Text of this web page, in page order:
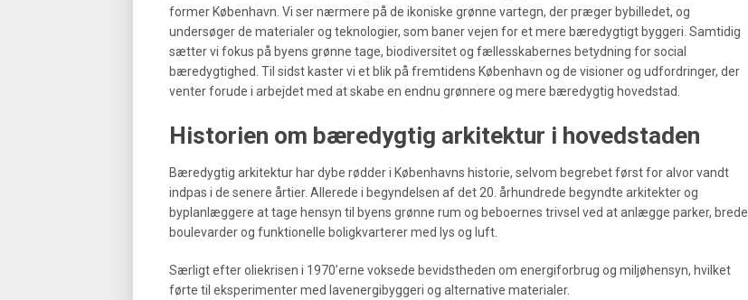
former København. Vi ser nærmere på de ikoniske grønne vartegn, der præger bybilledet, og
undersøger de materialer og teknologier, som baner vejen for et mere bæredygtigt byggeri. Samtidig
sætter vi fokus på byens grønne tage, biodiversitet og fællesskabernes betydning for social
bæredygtighed. Til sidst kaster vi et blik på fremtidens København og de visioner og udfordringer, der
venter forude i arbejdet med at skabe en endnu grønnere og mere bæredygtig hovedstad.
Historien om bæredygtig arkitektur i hovedstaden
Bæredygtig arkitektur har dybe rødder i Københavns historie, selvom begrebet først for alvor vandt
indpas i de senere årtier. Allerede i begyndelsen af det 20. århundrede begyndte arkitekter og
byplanlæggere at tage hensyn til byens grønne rum og beboernes trivsel ved at anlægge parker, brede
boulevarder og funktionelle boligkvarterer med lys og luft.
Særligt efter oliekrisen i 1970’erne voksede bevidstheden om energiforbrug og miljøhensyn, hvilket
førte til eksperimenter med lavenergibyggeri og alternative materialer.